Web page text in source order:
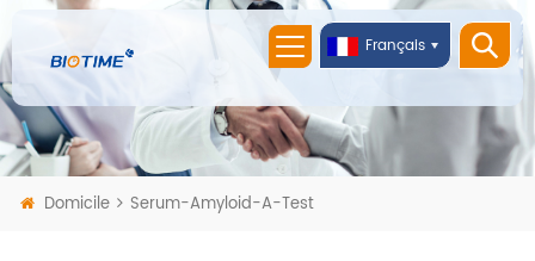
Français
Domicile Serum-Amyloid-A-Test